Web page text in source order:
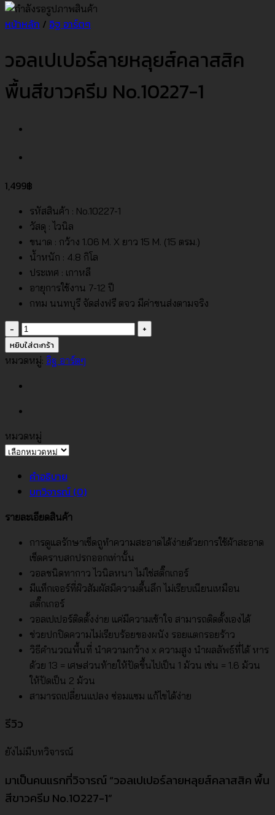
หน้าหลัก / อิฐ อาร์ตๆ
วอลเปเปอร์ลายหลุยส์คลาสสิค
พื้นสีขาวครีม No.10227-1
1,499฿
รหัสสินค้า : No.10227-1
วัสดุ : ไวนิล
ขนาด : กว้าง 1.06 M. X ยาว 15 M. (15 ตรม.)
น้ำหนัก : 4.8 กิโล
ประเทศ : เกาหลี
อายุการใช้งาน 7-12 ปี
กทม นนทบุรี จัดส่งฟรี ตจว มีค่าขนส่งตามจริง
จำนวน
วอลเปเปอร์
ลาย
คลาสสิค
ขาว
ครีม
1
ชิ้น
หยิบใส่ตะกร้า
หมวดหมู่: อิฐ อาร์ตๆ
หมวดหมู่
หมวด
คำอธิบาย
บทวิจารณ์ (0)
รายละเอียดสินค้า
การดูแลรักษาเช็ดถูทำความสะอาดได้ง่ายด้วยการใช้ผ้าสะอาด
เช็ดคราบสกปรกออกเท่านั้น
วอลชนิดทากาว ไวนิลหนา ไม่ใช่สติ๊กเกอร์
มีแท็กเจอร์ที่ผิวสัมผัสมีความตื้นลึก ไม่เรียบเนียนเหมือน
สติ๊กเกอร์
วอลเปเปอร์ติดตั้งง่าย แค่มีความเข้าใจ สามารถติดตั้งเองได้
ช่วยปกปิดความไม่เรียบร้อยของผนัง รอยแตกรอยร้าว
วิธีคำนวณพื้นที่ นำความกว้าง x ความสูง นำผลลัพธ์ที่ได้ หาร
ด้วย 13 = เศษส่วนท้ายให้ปัดขึ้นไปเป็น 1 ม้วน เช่น = 1.6 ม้วน
ให้ปัดเป็น 2 ม้วน
สามารถเปลี่ยนแปลง ซ่อมแซม แก้ไขได้ง่าย
รีวิว
ยังไม่มีบทวิจารณ์
มาเป็นคนแรกที่วิจารณ์ “วอลเปเปอร์ลายหลุยส์คลาสสิค พื้น
สีขาวครีม No.10227-1”